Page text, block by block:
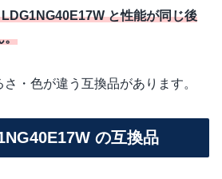
と性能が同じ後
。
・色が違う互換品があります。
の互換品